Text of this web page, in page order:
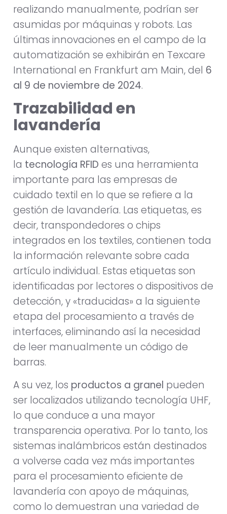
realizando manualmente, podrían ser
asumidas por máquinas y robots. Las
últimas innovaciones en el campo de la
automatización se exhibirán en Texcare
International en Frankfurt am Main, del 6
al 9 de noviembre de 2024.
Trazabilidad en
lavandería
Aunque existen alternativas,
la tecnología RFID es una herramienta
importante para las empresas de
cuidado textil en lo que se refiere a la
gestión de lavandería. Las etiquetas, es
decir, transpondedores o chips
integrados en los textiles, contienen toda
la información relevante sobre cada
artículo individual. Estas etiquetas son
identificadas por lectores o dispositivos de
detección, y «traducidas» a la siguiente
etapa del procesamiento a través de
interfaces, eliminando así la necesidad
de leer manualmente un código de
barras.
A su vez, los productos a granel pueden
ser localizados utilizando tecnología UHF,
lo que conduce a una mayor
transparencia operativa. Por lo tanto, los
sistemas inalámbricos están destinados
a volverse cada vez más importantes
para el procesamiento eficiente de
lavandería con apoyo de máquinas,
como lo demuestran una variedad de